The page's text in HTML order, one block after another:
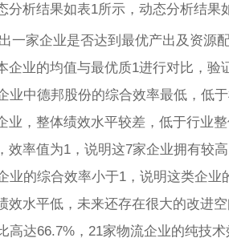
分析结果如表1所示，动态分析结果
一家企业是否达到最优产出及资源
企业的均值与最优质1进行对比，验
业中德邦股份的综合效率最低，低
业，整体绩效水平较差，低于行业
效率值为1，说明这7家企业拥有较
业的综合效率小于1，说明这类企业
效水平低，未来还存在很大的改进
高达66.7%，21家物流企业的纯技